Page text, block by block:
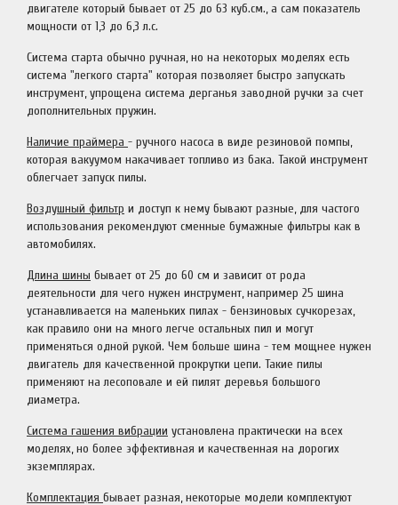
двигателе который бывает от 25 до 63 куб.см., а сам показатель
мощности от 1,3 до 6,3 л.с.
Система старта обычно ручная, но на некоторых моделях есть
система "легкого старта" которая позволяет быстро запускать
инструмент, упрощена система дерганья заводной ручки за счет
дополнительных пружин.
Наличие праймера - ручного насоса в виде резиновой помпы,
которая вакуумом накачивает топливо из бака. Такой инструмент
облегчает запуск пилы.
Воздушный фильтр и доступ к нему бывают разные, для частого
использования рекомендуют сменные бумажные фильтры как в
автомобилях.
Длина шины бывает от 25 до 60 см и зависит от рода
деятельности для чего нужен инструмент, например 25 шина
устанавливается на маленьких пилах - бензиновых сучкорезах,
как правило они на много легче остальных пил и могут
применяться одной рукой. Чем больше шина - тем мощнее нужен
двигатель для качественной прокрутки цепи. Такие пилы
применяют на лесоповале и ей пилят деревья большого
диаметра.
Система гашения вибрации установлена практически на всех
моделях, но более эффективная и качественная на дорогих
экземплярах.
Комплектация бывает разная, некоторые модели комплектуют